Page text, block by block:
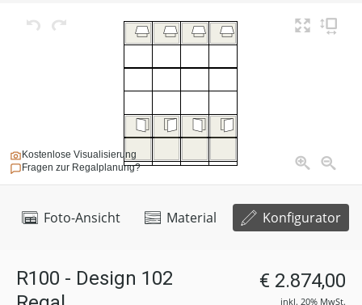
Foto-Ansicht Material Konfigurator
Kostenlose Visualisierung
Fragen zur Regalplanung?
R100 - Design 102
€ 2.874,00
inkl. 20% MwSt.